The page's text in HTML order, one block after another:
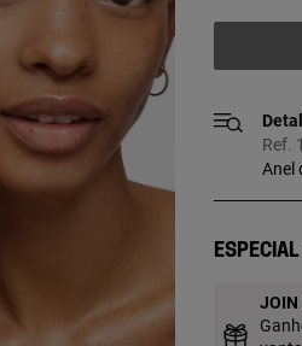
Ref.
Anel
H/SI.
JOIN